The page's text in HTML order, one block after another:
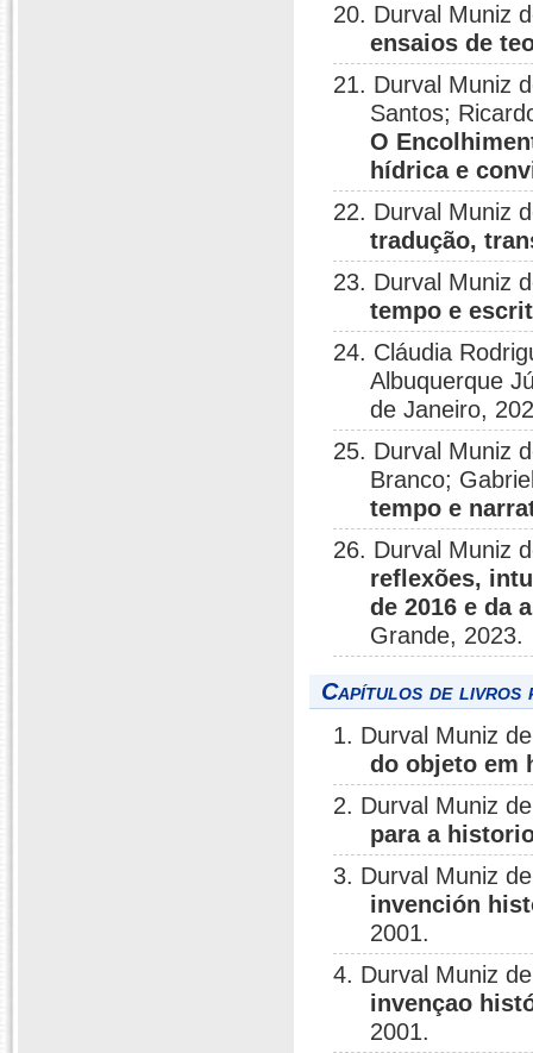
20. Durval Muniz
ensaios de
21. Durval Muniz
Santos;
O
hídrica e
22. Durval Muniz
tradução,
23. Durval Muniz
tempo e
24. Cláudia
Albuquerque
de Janeiro,
25. Durval Muniz
Branco;
tempo e
26. Durval Muniz
reflexões,
de 2016 e da
Grande, 2023.
Capítulos de livros
1. Durval Muniz
do objeto em
2. Durval Muniz
para a
3. Durval Muniz
invención
2001.
4. Durval Muniz
invençao
2001.